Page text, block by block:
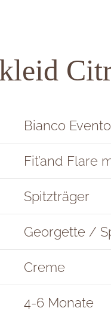
Bianco Evento
Fit’and Flare
Spitzträger
Georgette /
Creme
4-6 Monate